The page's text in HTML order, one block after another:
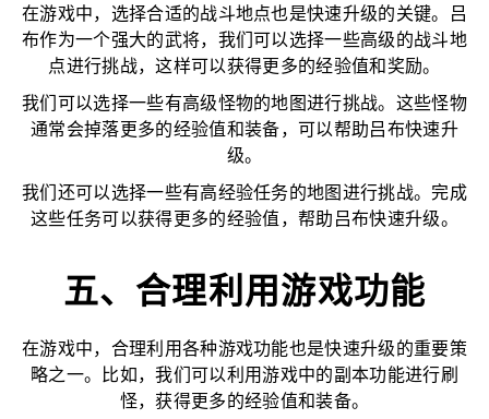
在游戏中，选择合适的战斗地点也是快速升级的关键。吕
布作为一个强大的武将，我们可以选择一些高级的战斗地
点进行挑战，这样可以获得更多的经验值和奖励。
我们可以选择一些有高级怪物的地图进行挑战。这些怪物
通常会掉落更多的经验值和装备，可以帮助吕布快速升
级。
我们还可以选择一些有高经验任务的地图进行挑战。完成
这些任务可以获得更多的经验值，帮助吕布快速升级。
五、合理利用游戏功能
在游戏中，合理利用各种游戏功能也是快速升级的重要策
略之一。比如，我们可以利用游戏中的副本功能进行刷
怪，获得更多的经验值和装备。